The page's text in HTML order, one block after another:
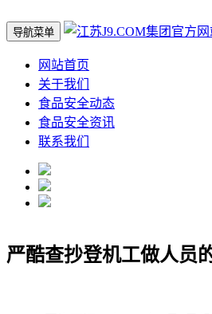
导航菜单
网站首页
关于我们
食品安全动态
食品安全资讯
联系我们
严酷查抄登机工做人员